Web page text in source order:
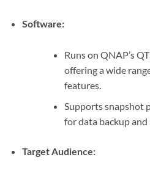
Software:
Runs on QNAP’s
offering a wide
features.
Supports snapshot
for data backup and
Target Audience: